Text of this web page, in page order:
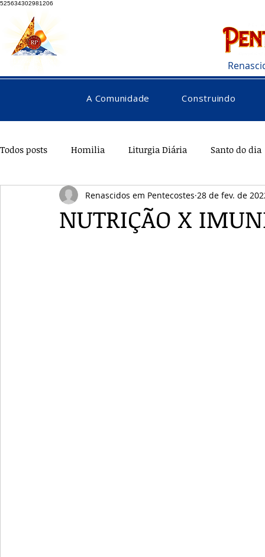
525634302981206
A Comunidade Construindo
Todos posts Homilia Liturgia Diária Santo do dia
Pentecostes Galeria Orações Saúde
NUTRIÇÃO X
Renascidos em Pentecostes 28 de fev. de